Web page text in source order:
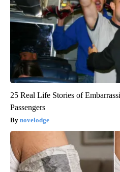
25 Real Life Stories of
Passengers
novelodge